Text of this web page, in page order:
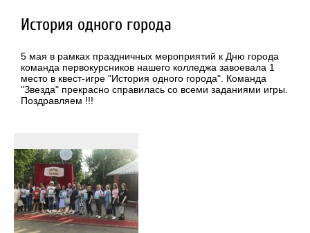
История одного города
5 мая в рамках праздничных мероприятий к Дню города
команда первокурсников нашего колледжа завоевала 1
место в квест-игре "История одного города". Команда
"Звезда" прекрасно справилась со всеми заданиями игры.
Поздравляем !!!